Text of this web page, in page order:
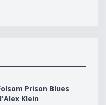
Klein
Prison Blues
Klein